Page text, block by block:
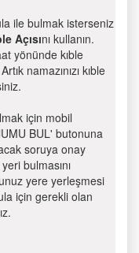
ile bulmak isterseniz
Açısını kullanın.
yönünde kıble
namazınızı kıble
için mobil
BUL' butonuna
soruya onay
bulmasını
yere yerleşmesi
için gerekli olan